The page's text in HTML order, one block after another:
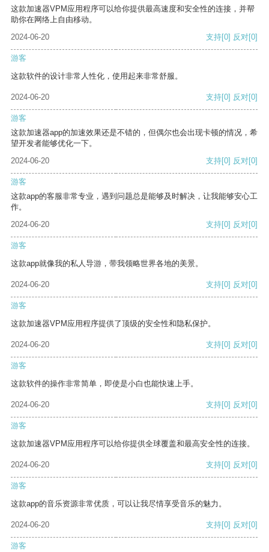
这款加速器VPM应用程序可以给你提供最高速度和安全性的连接，并帮
助你在网络上自由移动。
2024-06-20
支持[0] 反对[0]
游客
这款软件的设计非常人性化，使用起来非常舒服。
2024-06-20 支持[0] 反对[0]
游客
这款加速器app的加速效果还是不错的，但偶尔也会出现卡顿的情况，希
望开发者能够优化一下。
2024-06-20
支持[0] 反对[0]
游客
这款app的客服非常专业，遇到问题总是能够及时解决，让我能够安心工
作。
2024-06-20
支持[0] 反对[0]
游客
这款app就像我的私人导游，带我领略世界各地的美景。
2024-06-20 支持[0] 反对[0]
游客
这款加速器VPM应用程序提供了顶级的安全性和隐私保护。
2024-06-20 支持[0] 反对[0]
游客
这款软件的操作非常简单，即使是小白也能快速上手。
2024-06-20 支持[0] 反对[0]
游客
这款加速器VPM应用程序可以给你提供全球覆盖和最高安全性的连接。
2024-06-20 支持[0] 反对[0]
游客
这款app的音乐资源非常优质，可以让我尽情享受音乐的魅力。
2024-06-20 支持[0] 反对[0]
游客